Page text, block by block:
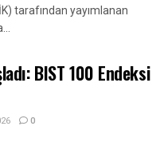
tarafından yayımlanan
BIST 100 Endeksi
0